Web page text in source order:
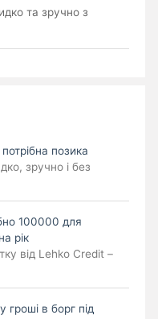
та зручно з
позика
зручно і без
100000 для
рік
від Lehko Credit –
гроші в борг під